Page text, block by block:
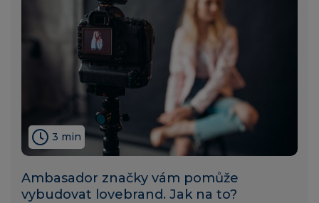
3 min
Ambasador značky vám pomůže
vybudovat lovebrand. Jak na to?